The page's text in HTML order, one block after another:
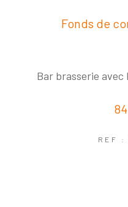
Fonds de
Bar brasserie avec
REF :